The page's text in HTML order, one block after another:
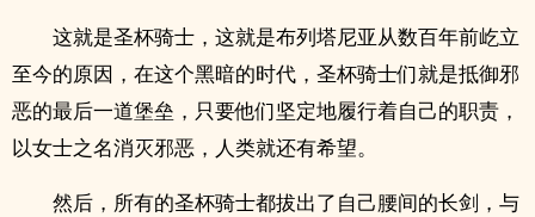
这就是圣杯骑士，这就是布列塔尼亚从数百年前屹立
至今的原因，在这个黑暗的时代，圣杯骑士们就是抵御邪
恶的最后一道堡垒，只要他们坚定地履行着自己的职责，
以女士之名消灭邪恶，人类就还有希望。
然后，所有的圣杯骑士都拔出了自己腰间的长剑，与